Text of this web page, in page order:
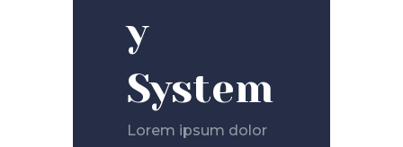
y
System
Lorem ipsum dolor